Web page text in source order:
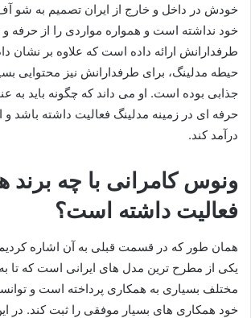
خودش در داخل و خارج از ایران تصمیم به شو
خود نداشته است و همواره مواردی را از حرفه و
طرفدارانش ارائه داده است که علاوه بر نشان
حیطه مدلینگ، برای طرفدارانش نیز محتوایی
جذابی بوده است. او می داند که چگونه باید
حرفه ای در زمینه مدلینگ فعالیت داشته باشد
درآمد کند.
ونوس کامرانی با چه برند
فعالیت داشته است؟
همان طور که در قسمت قبلی به آن اشاره
یکی از مطرح ترین مدل های ایرانی است که تا به
مختلف بسیاری به همکاری پرداخته است و
خود همکاری های بسیار موفقی را ثبت کند. در